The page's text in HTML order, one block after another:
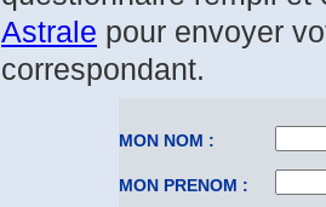
Astrale pour envoyer
correspondant.
MON NOM :
MON PRENOM :